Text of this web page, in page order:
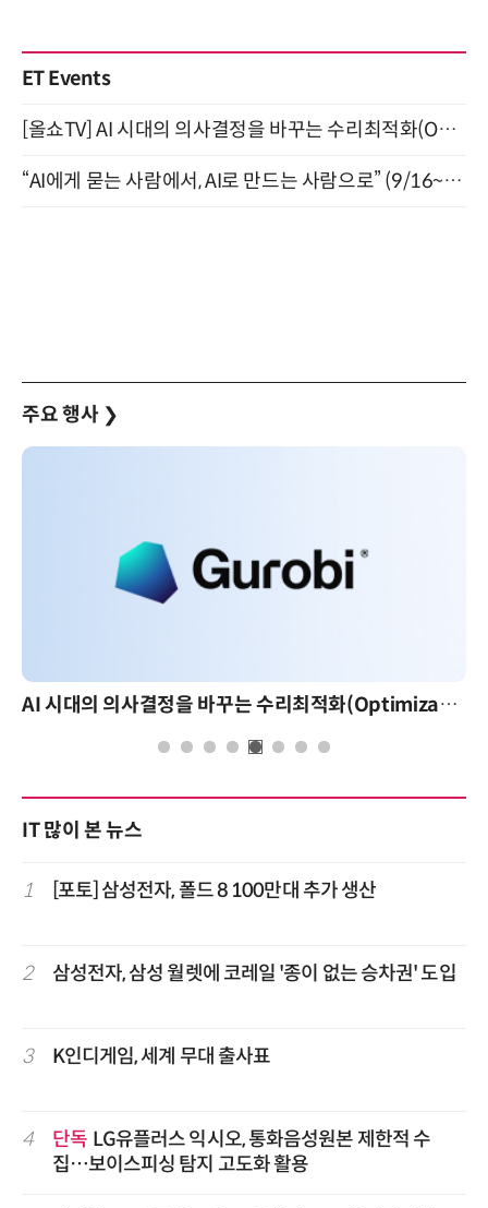
ET Events
[올쇼TV] AI 시대의 의사결정을 바꾸는 수리최적화(Optimization) 소개 (8/20 생방송)
“AI에게 묻는 사람에서, AI로 만드는 사람으로” (9/16~17)
주요 행사 ❯
AI 시대의 의사결정을 바꾸는 수리최적화(Optimization): 실제 산업 적용 사례와 활용 전략 AI 핀옵스
IT 많이 본 뉴스
1 [포토] 삼성전자, 폴드 8 100만대 추가 생산
2 삼성전자, 삼성 월렛에 코레일 '종이 없는 승차권' 도입
3 K인디게임, 세계 무대 출사표
4 단독 LG유플러스 익시오, 통화음성원본 제한적 수
집…보이스피싱 탐지 고도화 활용